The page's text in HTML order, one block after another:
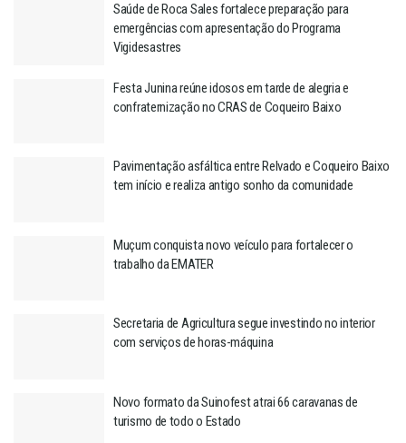
Saúde de Roca Sales fortalece preparação para
emergências com apresentação do Programa
Vigidesastres
Festa Junina reúne idosos em tarde de alegria e
confraternização no CRAS de Coqueiro Baixo
Pavimentação asfáltica entre Relvado e Coqueiro Baixo
tem início e realiza antigo sonho da comunidade
Muçum conquista novo veículo para fortalecer o
trabalho da EMATER
Secretaria de Agricultura segue investindo no interior
com serviços de horas-máquina
Novo formato da Suinofest atrai 66 caravanas de
turismo de todo o Estado